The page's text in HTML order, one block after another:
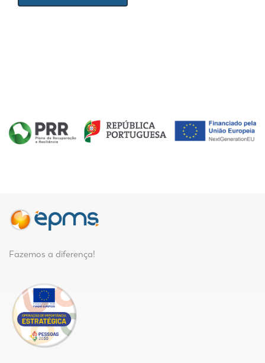
Fazemos a diferença!